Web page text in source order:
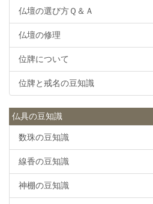
仏壇の選び方Ｑ＆Ａ
仏壇の修理
位牌について
位牌と戒名の豆知識
仏具の豆知識
数珠の豆知識
線香の豆知識
神棚の豆知識